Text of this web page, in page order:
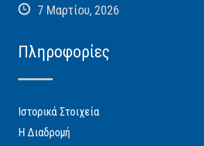
7 Μαρτίου, 2026
Πληροφορίες
Ιστορικά Στοιχεία
Η Διαδρομή